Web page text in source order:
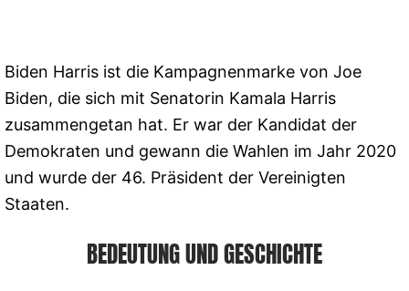
Biden Harris ist die Kampagnenmarke von Joe
Biden, die sich mit Senatorin Kamala Harris
zusammengetan hat. Er war der Kandidat der
Demokraten und gewann die Wahlen im Jahr 2020
und wurde der 46. Präsident der Vereinigten
Staaten.
BEDEUTUNG UND GESCHICHTE